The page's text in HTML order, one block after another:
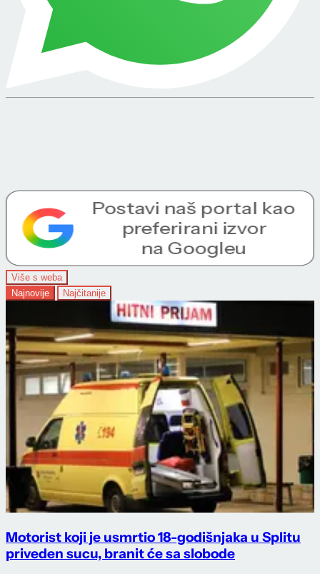
Više s weba
Najnovije
Najčitanije
Motorist koji je usmrtio 18-godišnjaka u Splitu
priveden sucu, branit će sa slobode